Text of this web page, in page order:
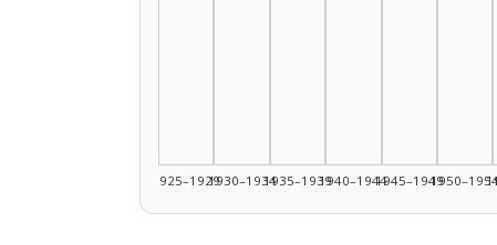
1925–19291930–19341935–19391940–19441945–1949